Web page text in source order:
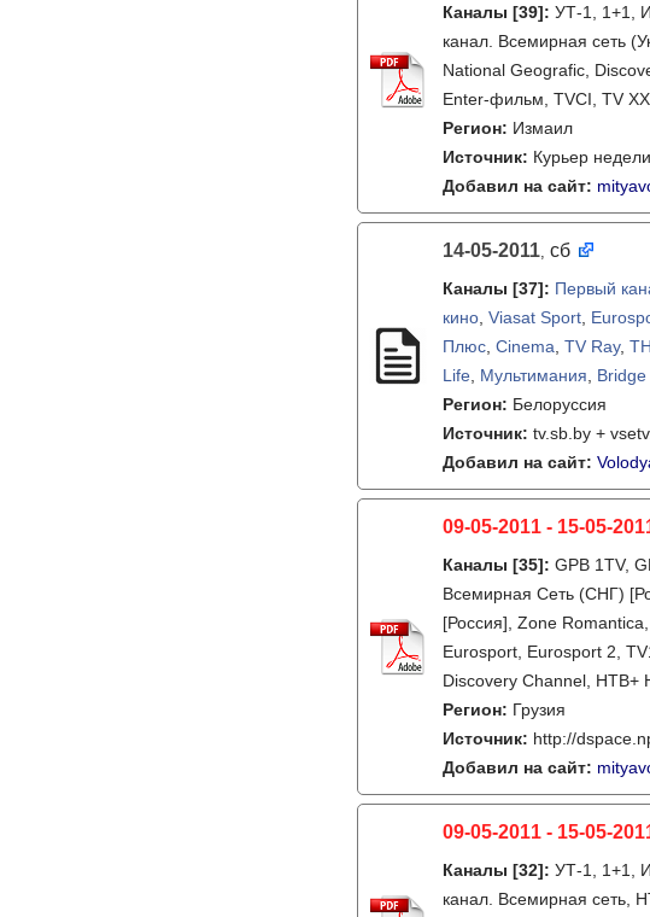
Каналы [39]: УТ-1, 1+1,
канал. Всемирная сеть
National Geografic,
Enter-фильм, TVCI, TV
Регион: Измаил
Источник: Курьер недели
Добавил на сайт:
14-05-2011, сб
Каналы [37]: Первый
кино Viasat Sport
Плюс Cinema TV Ray,
Life Мультимания Bridge
Регион: Белоруссия
Источник: tv.sb.by +
Добавил на сайт:
09-05-2011 - 15-05-
Каналы [35]: GPB 1TV,
Всемирная Сеть (СНГ)
[Россия], Zone
Eurosport, Eurosport 2,
Discovery Channel, НТВ+
Регион: Грузия
Источник: http://
Добавил на сайт:
09-05-2011 - 15-05-
Каналы [32]: УТ-1, 1+1,
канал. Всемирная сеть,